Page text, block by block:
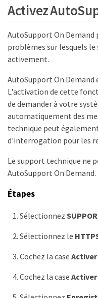
Activez
AutoSupport On Demand
problèmes sur lesquels
activement.
AutoSupport On Demand
L'activation de cette
de demander à votre
automatiquement des
technique peut
d'interrogation pour les
Le support technique ne
AutoSupport On Demand.
Étapes
Sélectionnez
Sélectionnez le
Cochez la case
Cochez la case Activer